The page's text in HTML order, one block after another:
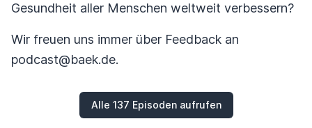
Gesundheit aller Menschen weltweit verbessern?
Wir freuen uns immer über Feedback an
podcast@baek.de.
Alle 137 Episoden aufrufen